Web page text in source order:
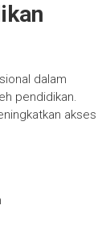
dalam
pendidikan.
akses